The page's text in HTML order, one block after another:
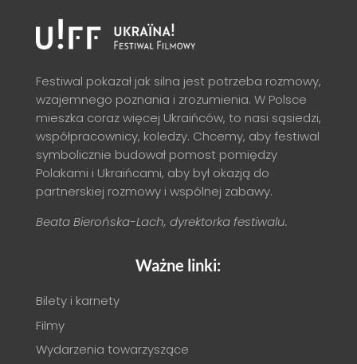
Festiwal pokazał jak silna jest potrzeba rozmowy,
wzajemnego poznania i zrozumienia. W Polsce
mieszka coraz więcej Ukraińców, to nasi sąsiedzi,
współpracownicy, koledzy. Chcemy, aby festiwal
symbolicznie budował pomost pomiędzy
Polakami i Ukraińcami, aby był okazją do
partnerskiej rozmowy i wspólnej zabawy.
Beata Bierońska-Lach, dyrektorka festiwalu.
Ważne linki:
Bilety i karnety
Filmy
Wydarzenia towarzyszące